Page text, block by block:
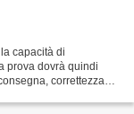
capacità di
prova dovrà quindi
correttezza